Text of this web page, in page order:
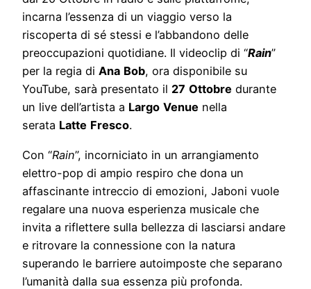
incarna l’essenza di un viaggio verso la
riscoperta di sé stessi e l’abbandono delle
preoccupazioni quotidiane. Il videoclip di “Rain”
per la regia di Ana Bob, ora disponibile su
YouTube, sarà presentato il 27 Ottobre durante
un live dell’artista a Largo Venue nella
serata Latte Fresco.
Con “Rain”, incorniciato in un arrangiamento
elettro-pop di ampio respiro che dona un
affascinante intreccio di emozioni, Jaboni vuole
regalare una nuova esperienza musicale che
invita a riflettere sulla bellezza di lasciarsi andare
e ritrovare la connessione con la natura
superando le barriere autoimposte che separano
l’umanità dalla sua essenza più profonda.